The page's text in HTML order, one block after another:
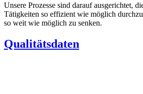
Unsere Prozesse sind darauf ausgerichtet,
Tätigkeiten so effizient wie möglich
so weit wie möglich zu senken.
Qualitätsdaten